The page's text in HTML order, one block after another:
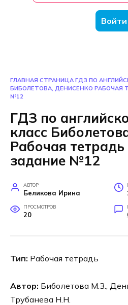
Войти
ГЛАВНАЯ СТРАНИЦА ГДЗ ПО
БИБОЛЕТОВА, ДЕНИСЕНКО РАБОЧАЯ
№12
ГДЗ по
класс
Рабочая
задание №12
АВТОР
Беликова Ирина
ПРОСМОТРОВ
20
Тип: Рабочая тетрадь
Автор: Биболетова М.З.,
Трубанева Н.Н.